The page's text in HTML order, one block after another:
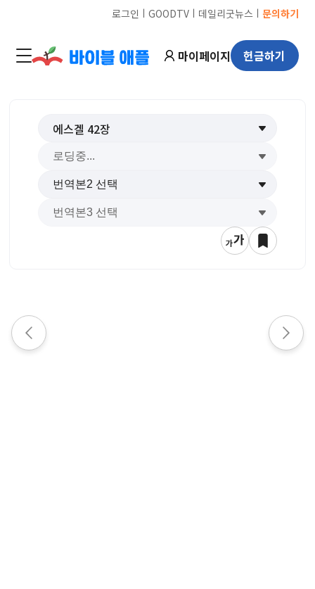
로그인 ㅣ GOODTVㅣ 데일리굿뉴스 ㅣ 문의하기
마이페이지 헌금하기
에스겔 42장